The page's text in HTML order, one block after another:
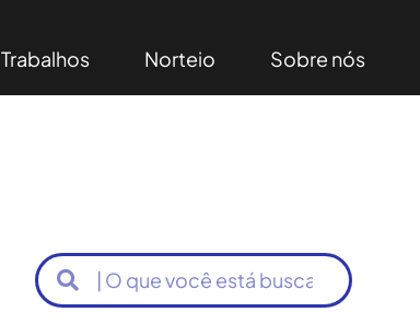
Trabalhos Norteio Sobre nós